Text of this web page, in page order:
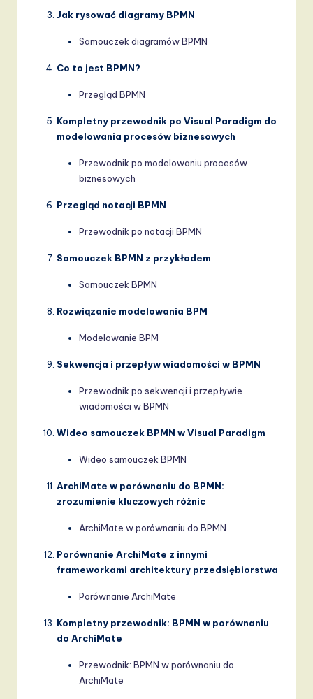
Jak rysować diagramy BPMN
Samouczek diagramów BPMN
Co to jest BPMN?
Przegląd BPMN
Kompletny przewodnik po Visual Paradigm do
modelowania procesów biznesowych
Przewodnik po modelowaniu procesów
biznesowych
Przegląd notacji BPMN
Przewodnik po notacji BPMN
Samouczek BPMN z przykładem
Samouczek BPMN
Rozwiązanie modelowania BPM
Modelowanie BPM
Sekwencja i przepływ wiadomości w BPMN
Przewodnik po sekwencji i przepływie
wiadomości w BPMN
Wideo samouczek BPMN w Visual Paradigm
Wideo samouczek BPMN
ArchiMate w porównaniu do BPMN:
zrozumienie kluczowych różnic
ArchiMate w porównaniu do BPMN
Porównanie ArchiMate z innymi
frameworkami architektury przedsiębiorstwa
Porównanie ArchiMate
Kompletny przewodnik: BPMN w porównaniu
do ArchiMate
Przewodnik: BPMN w porównaniu do
ArchiMate